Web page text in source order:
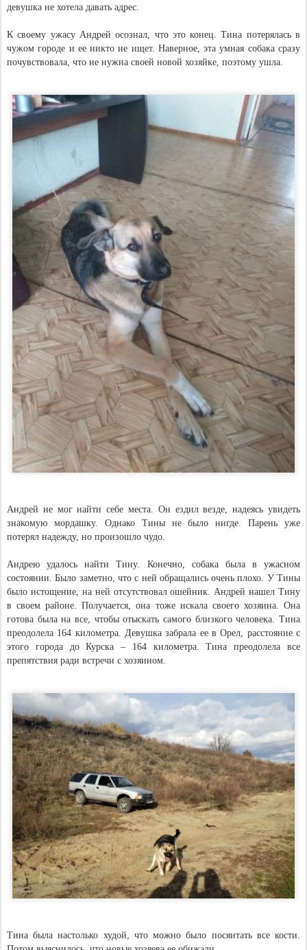
девушка не хотела давать адрес.
К своему ужасу Андрей осознал, что это конец. Тина потерялась в
чужом городе и ее никто не ищет. Наверное, эта умная собака сразу
почувствовала, что не нужна своей новой хозяйке, поэтому ушла.
Андрей не мог найти себе места. Он ездил везде, надеясь увидеть
знакомую мордашку. Однако Тины не было нигде. Парень уже
потерял надежду, но произошло чудо.
Андрею удалось найти Тину. Конечно, собака была в ужасном
состоянии. Было заметно, что с ней обращались очень плохо. У Тины
было истощение, на ней отсутствовал ошейник. Андрей нашел Тину
в своем районе. Получается, она тоже искала своего хозяина. Она
готова была на все, чтобы отыскать самого близкого человека. Тина
преодолела 164 километра. Девушка забрала ее в Орел, расстояние с
этого города до Курска – 164 километра. Тина преодолела все
препятствия ради встречи с хозяином.
Тина была настолько худой, что можно было посяитать все кости.